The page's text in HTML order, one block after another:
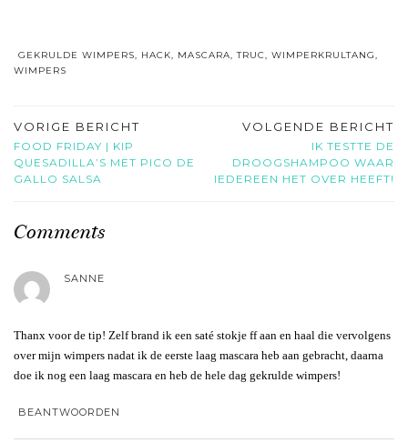
GEKRULDE WIMPERS, HACK, MASCARA,TRUC, WIMPERKRULTANG,
WIMPERS
VORIGE BERICHT
FOOD FRIDAY | KIP
QUESADILLA’S MET PICO DE
GALLO SALSA
VOLGENDE BERICHT
IK TESTTE DE
DROOGSHAMPOO WAAR
IEDEREEN HET OVER HEEFT!
Comments
SANNE
Thanx voor de tip! Zelf brand ik een saté stokje ff aan en haal die vervolgens
over mijn wimpers nadat ik de eerste laag mascara heb aan gebracht, daarna
doe ik nog een laag mascara en heb de hele dag gekrulde wimpers!
BEANTWOORDEN